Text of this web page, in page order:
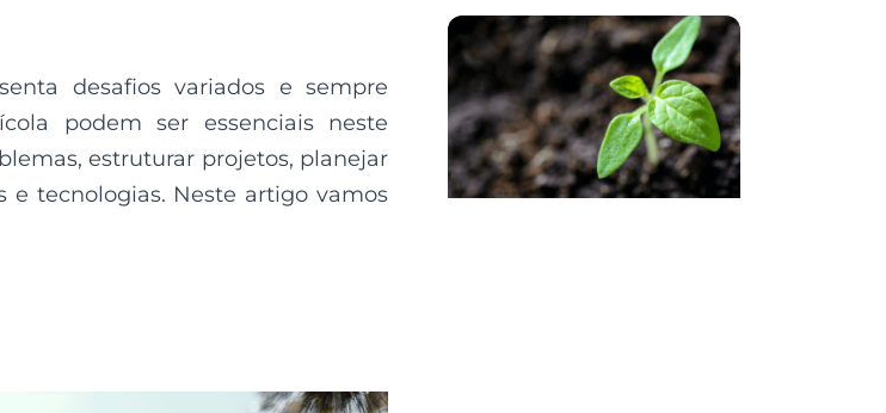
desafios variados e sempre
podem ser essenciais neste
estruturar projetos, planejar
e tecnologias. Neste artigo vamos